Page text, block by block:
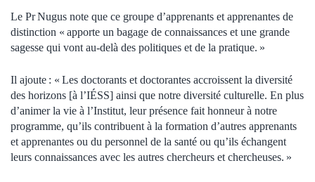
Le Pr Nugus note que ce groupe d’apprenants et apprenantes de
distinction « apporte un bagage de connaissances et une grande
sagesse qui vont au-delà des politiques et de la pratique. »
Il ajoute : « Les doctorants et doctorantes accroissent la diversité
des horizons [à l’IÉSS] ainsi que notre diversité culturelle. En plus
d’animer la vie à l’Institut, leur présence fait honneur à notre
programme, qu’ils contribuent à la formation d’autres apprenants
et apprenantes ou du personnel de la santé ou qu’ils échangent
leurs connaissances avec les autres chercheurs et chercheuses. »